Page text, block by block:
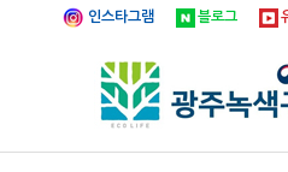
인스타그램 블로그